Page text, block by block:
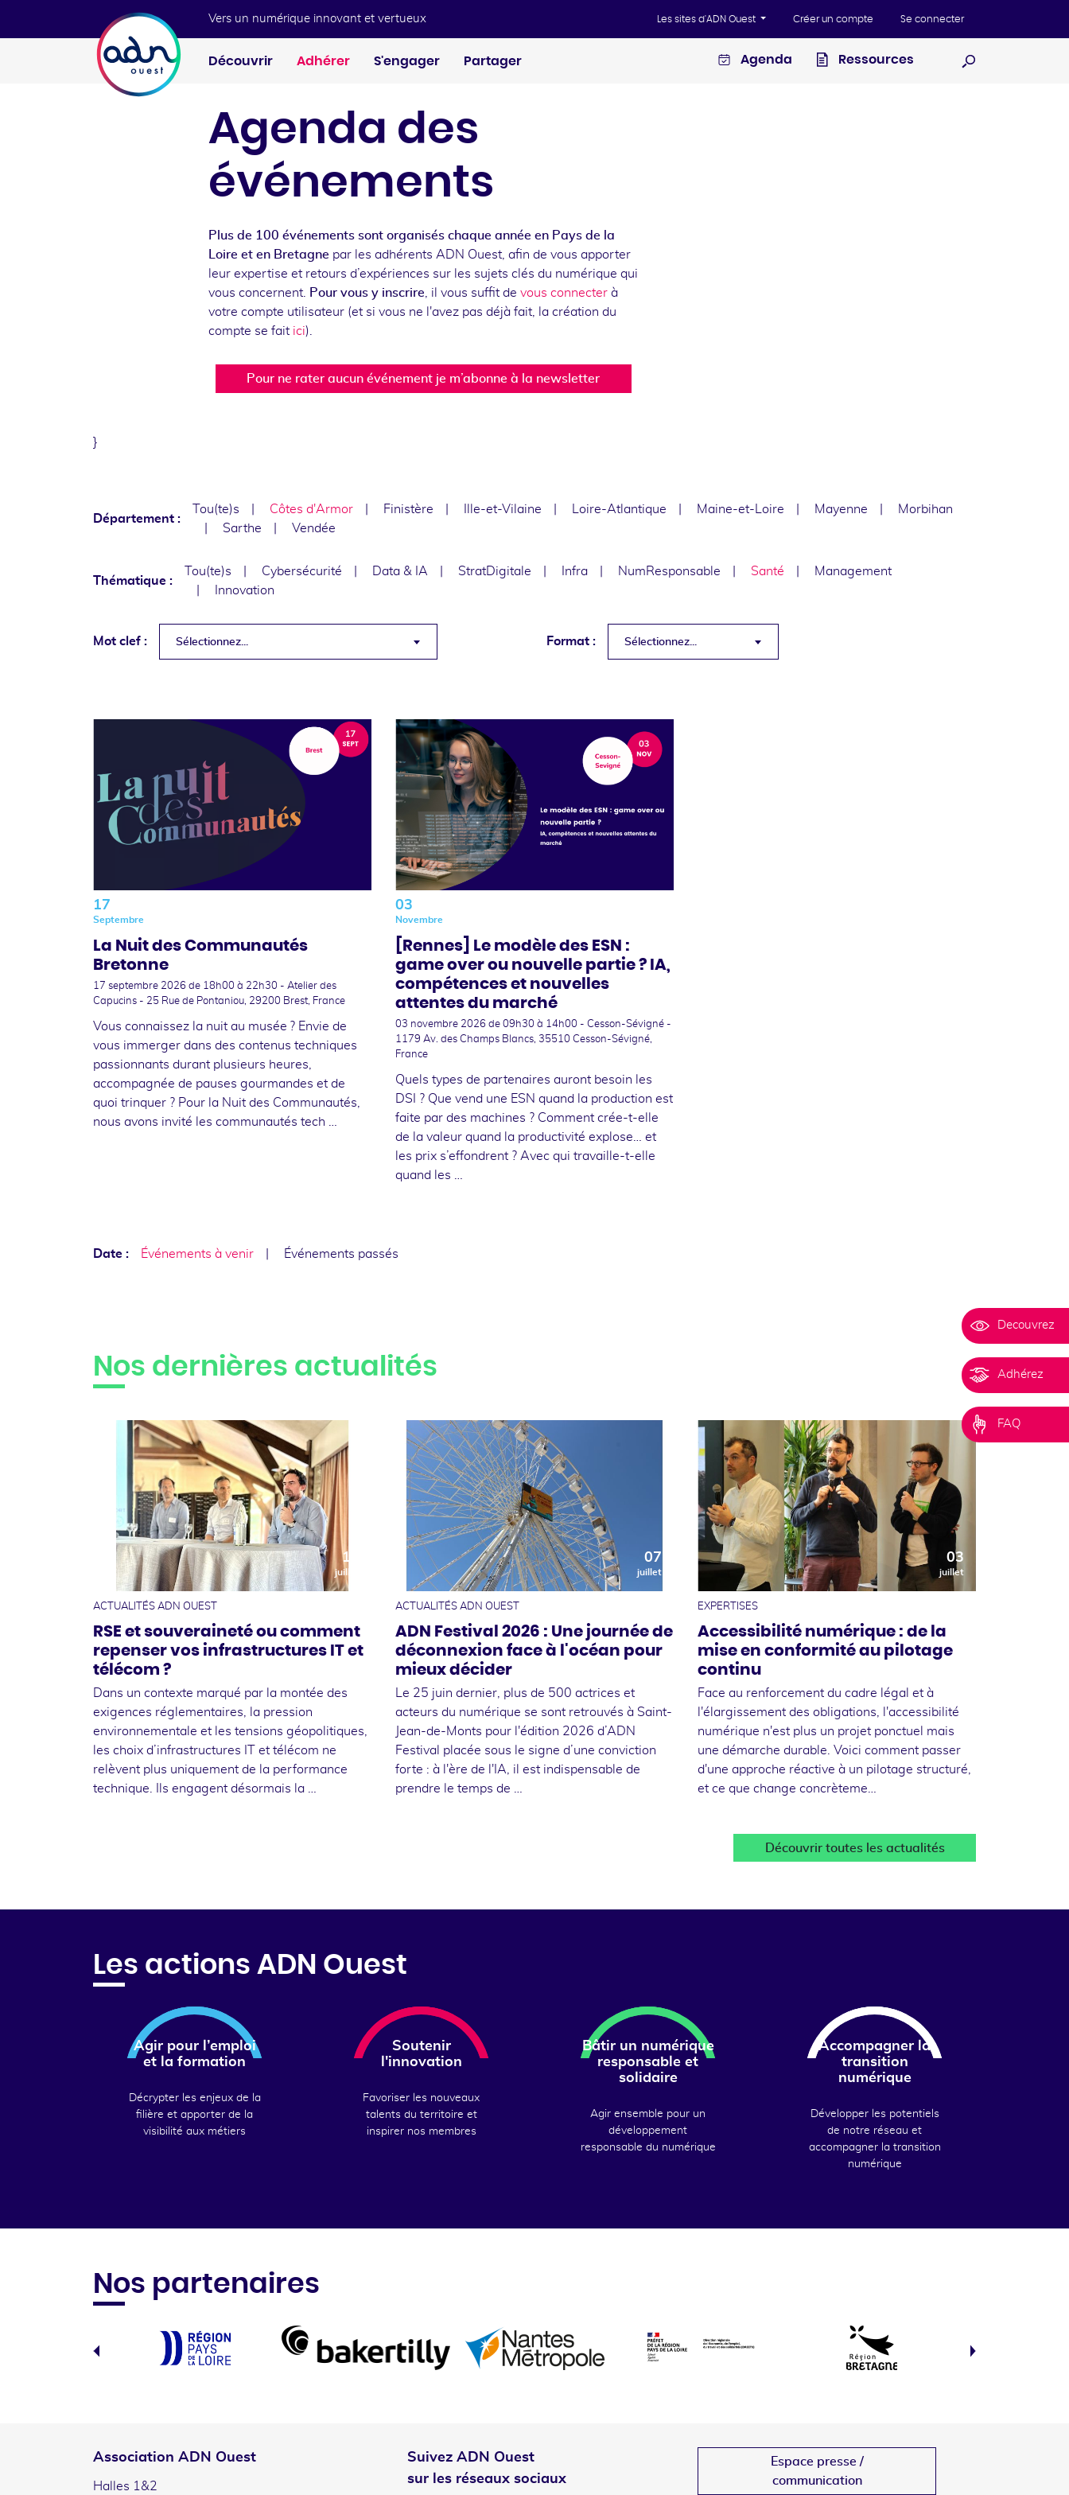
Vers un numérique innovant et vertueux Les sites d'ADN Ouest Créer un compte Se connecter
Découvrir Adhérer S'engager Partager Agenda
Ressources
Agenda des
événements
Plus de 100 événements sont organisés chaque année en Pays de la
Loire et en Bretagne par les adhérents ADN Ouest, afin de vous apporter
leur expertise et retours d’expériences sur les sujets clés du numérique qui
vous concernent. Pour vous y inscrire, il vous suffit de vous connecter à
votre compte utilisateur (et si vous ne l'avez pas déjà fait, la création du
compte se fait ici).
Pour ne rater aucun événement je m’abonne à la newsletter
}
Département :
Tou(te)s Côtes d'Armor Finistère Ille-et-Vilaine Loire-Atlantique Maine-et-Loire Mayenne
Morbihan
Sarthe
Vendée
Thématique :
Tou(te)s Cybersécurité Data & IA StratDigitale Infra NumResponsable Santé
Management
Innovation
Mot clef : Sélectionnez... Format : Sélectionnez...
17
Septembre
La Nuit des Communautés
Bretonne
17 septembre 2026 de 18h00 à 22h30 - Atelier des
Capucins - 25 Rue de Pontaniou, 29200 Brest, France
Vous connaissez la nuit au musée ? Envie de
vous immerger dans des contenus techniques
passionnants durant plusieurs heures,
accompagnée de pauses gourmandes et de
quoi trinquer ? Pour la Nuit des Communautés,
nous avons invité les communautés tech …
03
Novembre
[Rennes] Le modèle des ESN :
game over ou nouvelle partie ? IA,
compétences et nouvelles
attentes du marché
03 novembre 2026 de 09h30 à 14h00 - Cesson-Sévigné -
1179 Av. des Champs Blancs, 35510 Cesson-Sévigné,
France
Quels types de partenaires auront besoin les
DSI ? Que vend une ESN quand la production est
faite par des machines ? Comment crée-t-elle
de la valeur quand la productivité explose… et
les prix s’effondrent ? Avec qui travaille-t-elle
quand les …
Date : Événements à venir Événements passés
Decouvrez
Adhérez
FAQ
Nos dernières actualités
10
juillet
ACTUALITÉS ADN OUEST
RSE et souveraineté ou comment
repenser vos infrastructures IT et
télécom ?
Dans un contexte marqué par la montée des
exigences réglementaires, la pression
environnementale et les tensions géopolitiques,
les choix d’infrastructures IT et télécom ne
relèvent plus uniquement de la performance
technique. Ils engagent désormais la …
07
juillet
ACTUALITÉS ADN OUEST
ADN Festival 2026 : Une journée de
déconnexion face à l'océan pour
mieux décider
Le 25 juin dernier, plus de 500 actrices et
acteurs du numérique se sont retrouvés à Saint-
Jean-de-Monts pour l'édition 2026 d’ADN
Festival placée sous le signe d’une conviction
forte : à l'ère de l'IA, il est indispensable de
prendre le temps de …
03
juillet
EXPERTISES
Accessibilité numérique : de la
mise en conformité au pilotage
continu
Face au renforcement du cadre légal et à
l'élargissement des obligations, l'accessibilité
numérique n'est plus un projet ponctuel mais
une démarche durable. Voici comment passer
d'une approche réactive à un pilotage structuré,
et ce que change concrèteme…
Découvrir toutes les actualités
Les actions ADN Ouest
Agir pour l’emploi
et la formation
Décrypter les enjeux de la
filière et apporter de la
visibilité aux métiers
Soutenir
l'innovation
Favoriser les nouveaux
talents du territoire et
inspirer nos membres
Bâtir un numérique
responsable et
solidaire
Agir ensemble pour un
développement
responsable du numérique
Accompagner la
transition
numérique
Développer les potentiels
de notre réseau et
accompagner la transition
numérique
Nos partenaires
Association ADN Ouest
Halles 1&2
Suivez ADN Ouest
sur les réseaux sociaux
Espace presse /
communication